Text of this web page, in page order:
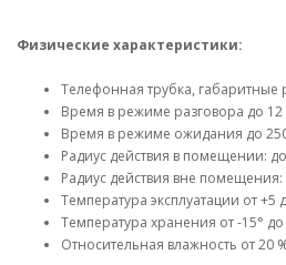
Физические характеристики:
Телефонная трубка,
Время в режиме разговора до 12
Время в режиме ожидания до
Радиус действия в помещении:
Радиус действия вне
Температура эксплуатации от +5
Температура хранения от -15° до
Относительная влажность от 20